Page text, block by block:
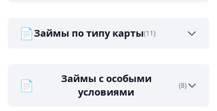
📄Займы по типу карты(11)
📄
Займы с особыми
условиями
(8)